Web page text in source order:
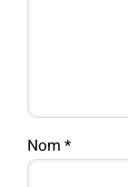
Nom *